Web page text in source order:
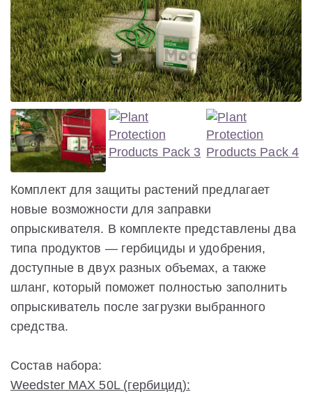
Комплект для защиты растений предлагает
новые возможности для заправки
опрыскивателя. В комплекте представлены два
типа продуктов — гербициды и удобрения,
доступные в двух разных объемах, а также
шланг, который поможет полностью заполнить
опрыскиватель после загрузки выбранного
средства.
Состав набора:
Weedster MAX 50L (гербицид):